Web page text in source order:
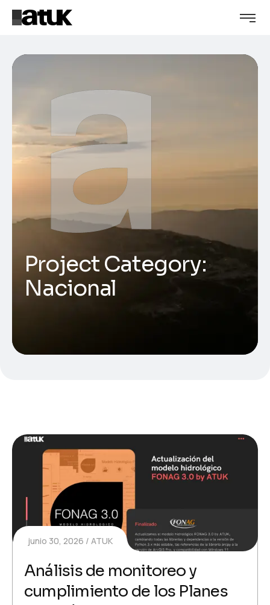
Project Category:
Nacional
junio 30, 2026 ATUK
Análisis de monitoreo y
cumplimiento de los Planes